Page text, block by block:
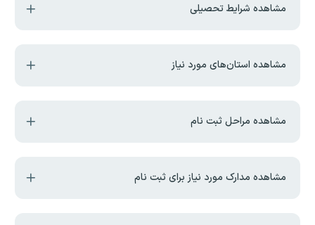
مشاهده شرایط تحصیلی
مشاهده استان‌های مورد نیاز
مشاهده مراحل ثبت نام
مشاهده مدارک مورد نیاز برای ثبت نام